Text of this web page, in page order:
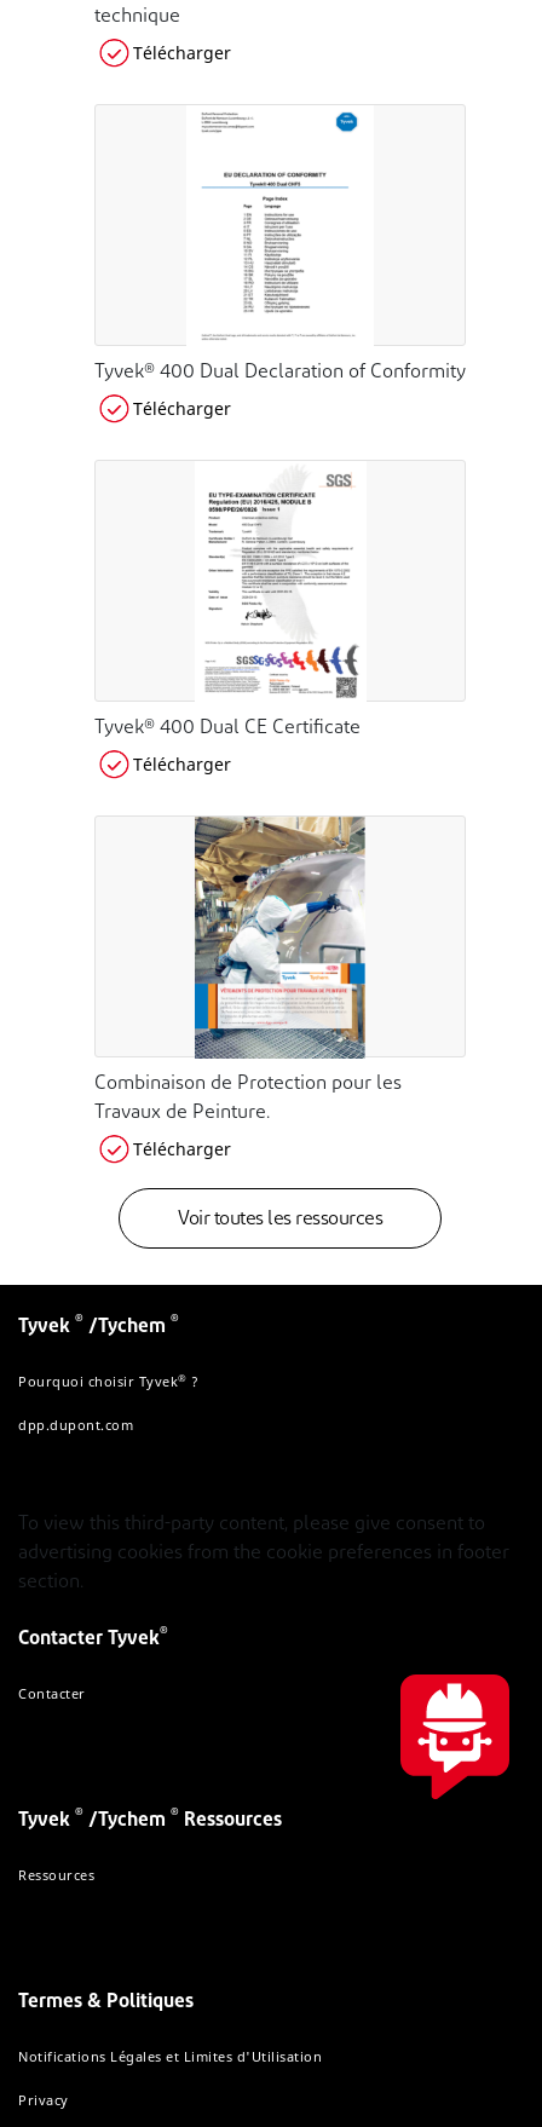
technique
Télécharger
Tyvek® 400 Dual Declaration of Conformity
Télécharger
Tyvek® 400 Dual CE Certificate
Télécharger
Combinaison de Protection pour les
Travaux de Peinture.
Télécharger
Voir toutes les ressources
Tyvek ® /Tychem ®
Pourquoi choisir Tyvek® ?
dpp.dupont.com
To view this third-party content, please give consent to
advertising cookies from the cookie preferences in footer
section.
Contacter Tyvek®
Contacter
Tyvek ® /Tychem ® Ressources
Ressources
Termes & Politiques
Notifications Légales et Limites d'Utilisation
Privacy